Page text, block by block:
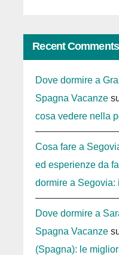
Recent Comments
Dove dormire a
Spagna Vacanze
cosa vedere nella
Cosa fare a
ed esperienze da
dormire a Segovia:
Dove dormire a
Spagna Vacanze
(Spagna): le